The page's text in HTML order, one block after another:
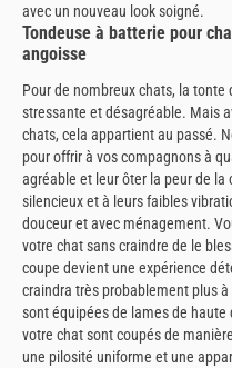
avec un nouveau look soigné.
Tondeuse à batterie pour
angoisse
Pour de nombreux chats, la
stressante et désagréable. Mais
chats, cela appartient au passé.
pour offrir à vos compagnons à
agréable et leur ôter la peur de
silencieux et à leurs faibles
douceur et avec ménagement.
votre chat sans craindre de le
coupe devient une expérience
craindra très probablement plus à
sont équipées de lames de
votre chat sont coupés de
une pilosité uniforme et une